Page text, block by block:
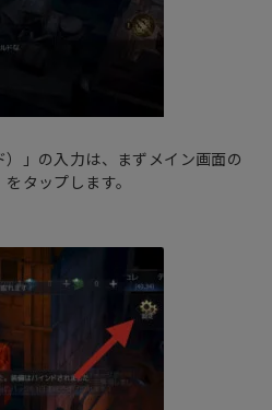
）」の入力は、まずメイン画面の
タップします。